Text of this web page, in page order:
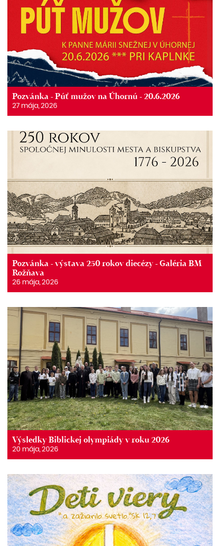
Pozvánka - Púť mužov na Úhornú - 20.6.2026
27 mája, 2026
Pozvánka - výstava 250 rokov diecézy - Galéria BM
Rožňava
26 mája, 2026
Výsledky Biblickej olympiády v roku 2026
20 mája, 2026